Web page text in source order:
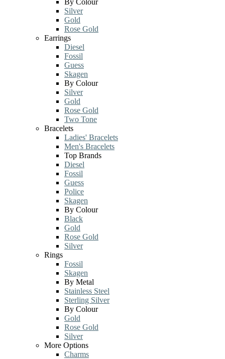
By Colour
Silver
Gold
Rose Gold
Earrings
Diesel
Fossil
Guess
Skagen
By Colour
Silver
Gold
Rose Gold
Two Tone
Bracelets
Ladies' Bracelets
Men's Bracelets
Top Brands
Diesel
Fossil
Guess
Police
Skagen
By Colour
Black
Gold
Rose Gold
Silver
Rings
Fossil
Skagen
By Metal
Stainless Steel
Sterling Silver
By Colour
Gold
Rose Gold
Silver
More Options
Charms